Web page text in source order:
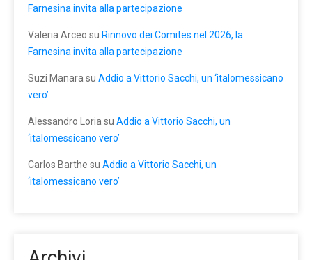
Farnesina invita alla partecipazione
Valeria Arceo su Rinnovo dei Comites nel 2026, la
Farnesina invita alla partecipazione
Suzi Manara su Addio a Vittorio Sacchi, un ‘italomessicano
vero’
Alessandro Loria su Addio a Vittorio Sacchi, un
‘italomessicano vero’
Carlos Barthe su Addio a Vittorio Sacchi, un
‘italomessicano vero’